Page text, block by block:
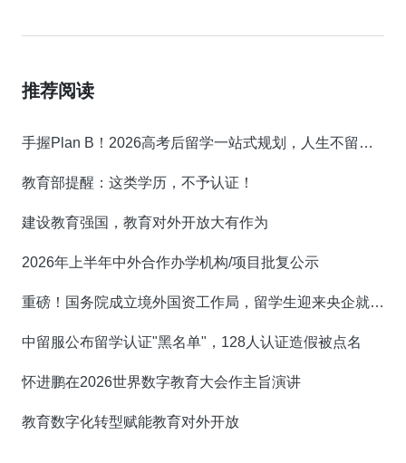
推荐阅读
手握Plan B！2026高考后留学一站式规划，人生不留遗憾！
教育部提醒：这类学历，不予认证！
建设教育强国，教育对外开放大有作为
2026年上半年中外合作办学机构/项目批复公示
重磅！国务院成立境外国资工作局，留学生迎来央企就业新机遇！
中留服公布留学认证"黑名单"，128人认证造假被点名
怀进鹏在2026世界数字教育大会作主旨演讲
教育数字化转型赋能教育对外开放